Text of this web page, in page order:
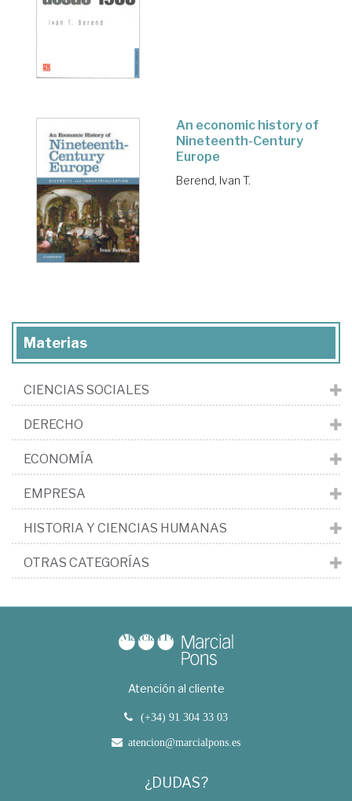
An economic history of
Nineteenth-Century
Europe
Berend, Ivan T.
Materias
CIENCIAS SOCIALES
DERECHO
ECONOMÍA
EMPRESA
HISTORIA Y CIENCIAS HUMANAS
OTRAS CATEGORÍAS
Atención al cliente
(+34) 91 304 33 03
atencion@marcialpons.es
¿DUDAS?